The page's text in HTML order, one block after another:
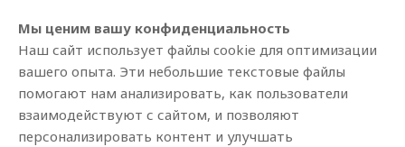
SIA BAJTEL.LV
Reģ Nr. 40003979897
Brīvības gatve 214b, Rīga, LV-1039, Latvija
AS Swedbank, HABALV22
LV53HABA0551019240274
Мы ценим вашу конфиденциальность
Наш сайт использует файлы cookie для оптимизации
вашего опыта. Эти небольшие текстовые файлы
помогают нам анализировать, как пользователи
взаимодействуют с сайтом, и позволяют
персонализировать контент и улучшать